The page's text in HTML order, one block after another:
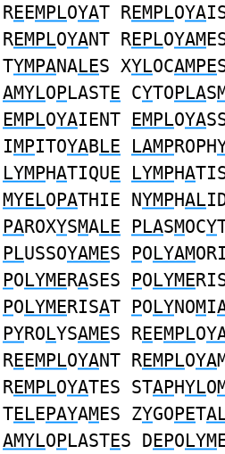
REEMPLOYAT REMPLOYA
REMPLOYANT REPLOYAM
TYMPANALES XYLOCAMPE
AMYLOPLASTE CYTOPLAS
EMPLOYAIENT EMPLOYA
IMPITOYABLE LAMPROPH
LYMPHATIQUE LYMPHA
MYELOPATHIE NYMPHAL
PAROXYSMALE PLASMOCY
PLUSSOYAMES POLYAMORI
POLYMERASES POLYME
POLYMERISAT POLYNOMI
PYROLYSAMES REEMPLO
REEMPLOYANT REMPLOYA
REMPLOYATES STAPHYLO
TELEPAYAMES ZYGOPET
AMYLOPLASTES DEPOLYM